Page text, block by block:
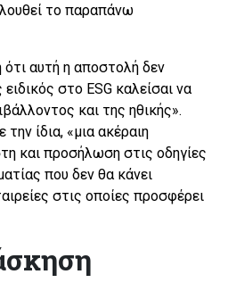
το παραπάνω
ότι αυτή η αποστολή δεν
στο ESG καλείσαι να
και της ηθικής».
ίδια, «μια ακέραιη
και προσήλωση στις οδηγίες
που δεν θα κάνει
στις οποίες προσφέρει